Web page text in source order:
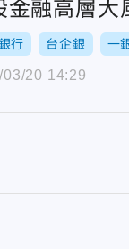
金融高層
行 台企銀 一
03/20 14:29